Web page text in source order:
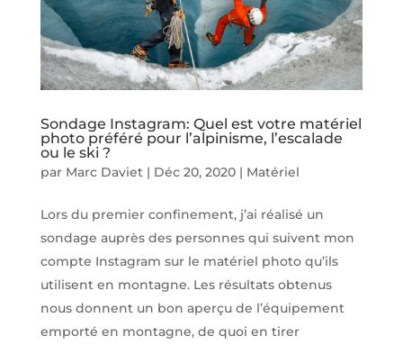
Sondage Instagram: Quel est votre matériel
photo préféré pour l’alpinisme, l’escalade
ou le ski ?
par Marc Daviet| Déc 20, 2020| Matériel
Lors du premier confinement, j’ai réalisé un
sondage auprès des personnes qui suivent mon
compte Instagram sur le matériel photo qu’ils
utilisent en montagne. Les résultats obtenus
nous donnent un bon aperçu de l’équipement
emporté en montagne, de quoi en tirer